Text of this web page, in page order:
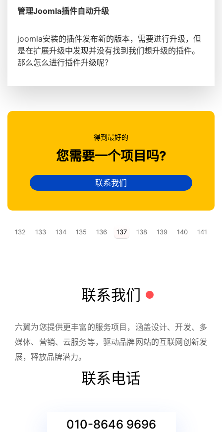
管理Joomla插件自动升级
joomla安装的插件发布新的版本，需要进行升级，但
是在扩展升级中发现并没有找到我们想升级的插件。
那么怎么进行插件升级呢？
得到最好的
您需要一个项目吗?
联系我们
132 133 134 135 136 137 138 139 140 141
联系我们
六翼为您提供更丰富的服务项目，涵盖设计、开发、多
媒体、营销、云服务等，驱动品牌网站的互联网创新发
展，释放品牌潜力。
联系电话
010-8646 9696